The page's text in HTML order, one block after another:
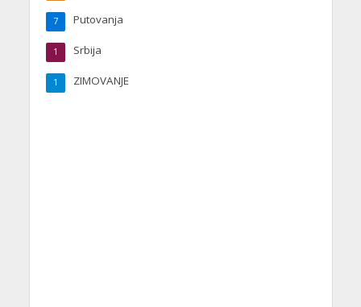
Putovanja
7
Turska
1 Srbija
1
ZIMOVANJE
1